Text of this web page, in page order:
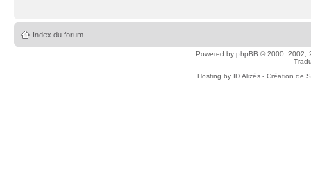
Index du forum
Powered by phpBB © 2000, 2002,
Hosting by ID Alizés - Création de